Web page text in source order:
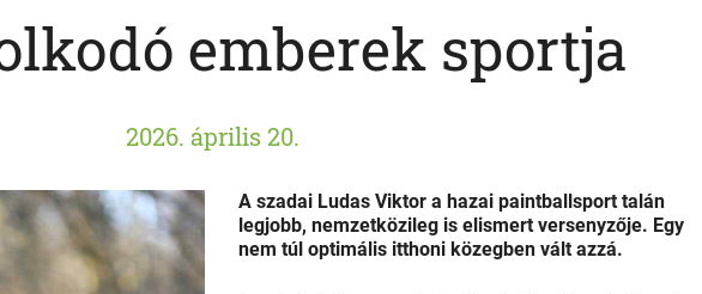
emberek sportja
2026. április 20.
A szadai Ludas Viktor a hazai paintballsport talán
legjobb, nemzetközileg is elismert versenyzője. Egy
nem túl optimális itthoni közegben vált azzá.